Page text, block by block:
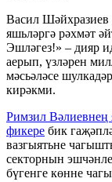
Васил
яшьләргә рәхмәт
Эшләгез!» – дияр
аерып, үзләрен
мәсьәләсе
кирәкми.
Римзил Вәлиевнең
фикере бик
вазгыятьне
секторнын
бүгенге көнне